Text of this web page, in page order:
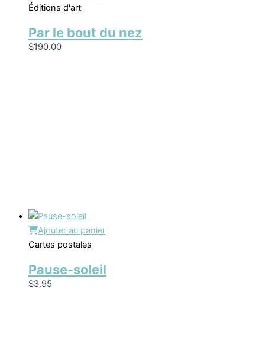
Éditions d'art
Par le bout du nez
$190.00
Ajouter au panier
Cartes postales
Pause-soleil
$3.95